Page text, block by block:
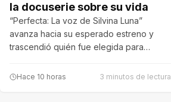
la docuserie sobre su vida
“Perfecta: La voz de Silvina Luna”
avanza hacia su esperado estreno y
trascendió quién fue elegida para
Hace 10 horas 3 minutos de lectura